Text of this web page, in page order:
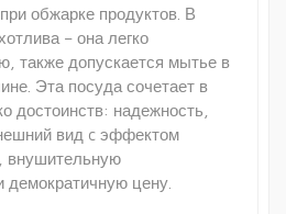
обжарке продуктов. В
– она легко
также допускается мытье в
Эта посуда сочетает в
достоинств: надежность,
вид c эффектом
внушительную
демократичную цену.